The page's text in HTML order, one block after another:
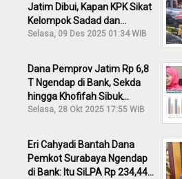
Jatim Dibui, Kapan KPK Sikat
Kelompok Sadad dan
Iskandar?
Selasa, 09 Des 2025 01:34 WIB
Dana Pemprov Jatim Rp 6,8
T Ngendap di Bank, Sekda
hingga Khofifah Sibuk
Membantah!
Selasa, 28 Okt 2025 17:55 WIB
Eri Cahyadi Bantah Dana
Pemkot Surabaya Ngendap
di Bank: Itu SiLPA Rp 234,44